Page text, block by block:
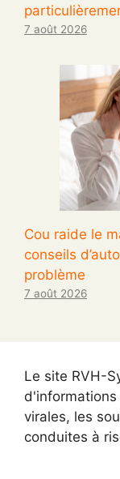
7 août 2026
Cou raide le
conseils
problème
7 août 2026
Le site RVH-
virales, les
conduites à